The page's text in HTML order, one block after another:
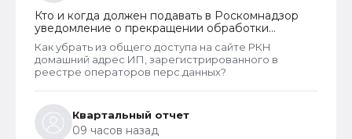
Кто и когда должен подавать в Роскомнадзор
уведомление о прекращении обработки
персональных данных
Как убрать из общего доступа на сайте РКН
домашний адрес ИП, зарегистрированного в
реестре операторов перс.данных?
Квартальный отчет
09 часов назад